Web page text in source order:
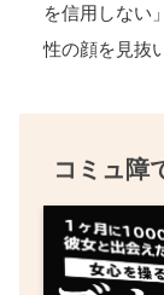
を信用しない
性の顔を見抜
コミュ障